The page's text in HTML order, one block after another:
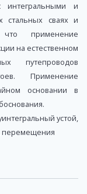
интегральными и
стальных сваях и
что применение
на естественном
путепроводов
Применение
основании в
устой,
перемещения